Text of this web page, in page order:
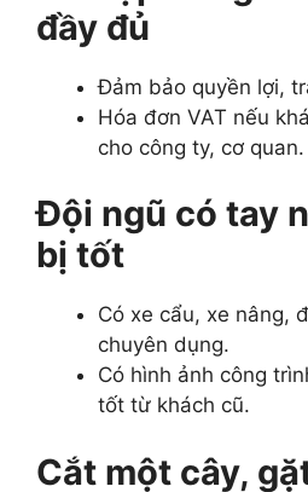
đầy đủ
Đảm bảo quyền lợi,
Hóa đơn VAT nếu
cho công ty, cơ quan.
Đội ngũ có tay
bị tốt
Có xe cẩu, xe nâng,
chuyên dụng.
Có hình ảnh công
tốt từ khách cũ.
Cắt một cây,